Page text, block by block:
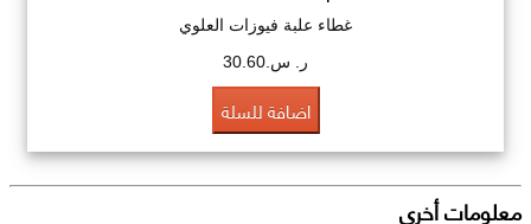
غطاء علبة فيوزات العلوي
ر. س.30.60
اضافة للسلة
معلومات أخرى